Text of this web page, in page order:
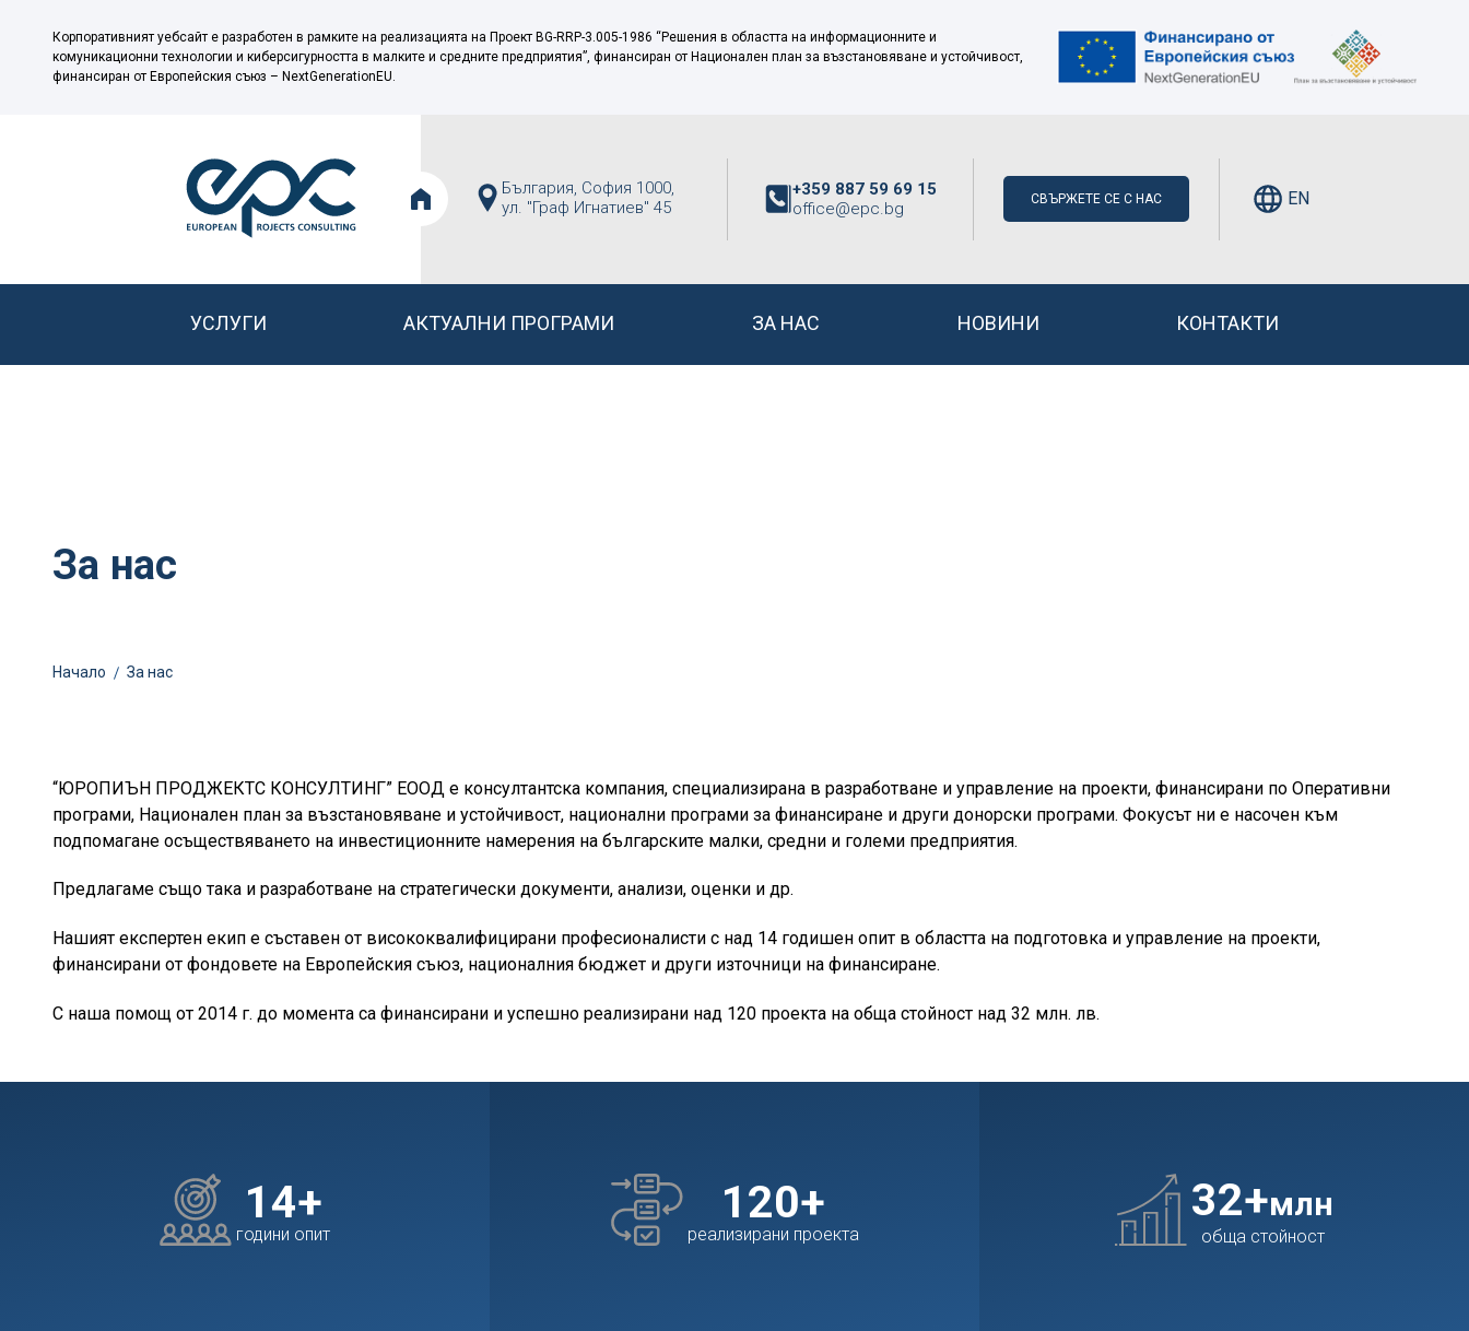
Корпоративният уебсайт е разработен в рамките на реализацията на Проект BG-RRP-3.005-1986 “Решения в областта на информационните и
комуникационни технологии и киберсигурността в малките и средните предприятия”, финансиран от Национален план за възстановяване и устойчивост,
финансиран от Европейския съюз – NextGenerationEU.
България, София 1000,
ул. "Граф Игнатиев" 45
+359 887 59 69 15
office@epc.bg
СВЪРЖЕТЕ СЕ С НАС EN
УСЛУГИ АКТУАЛНИ ПРОГРАМИ ЗА НАС НОВИНИ КОНТАКТИ
За нас
Начало За нас
“ЮРОПИЪН ПРОДЖЕКТС КОНСУЛТИНГ” ЕООД е консултантска компания, специализирана в разработване и управление на проекти, финансирани по Оперативни
програми, Национален план за възстановяване и устойчивост, национални програми за финансиране и други донорски програми. Фокусът ни е насочен към
подпомагане осъществяването на инвестиционните намерения на българските малки, средни и големи предприятия.
Предлагаме също така и разработване на стратегически документи, анализи, оценки и др.
Нашият експертен екип е съставен от висококвалифицирани професионалисти с над 14 годишен опит в областта на подготовка и управление на проекти,
финансирани от фондовете на Европейския съюз, националния бюджет и други източници на финансиране.
С наша помощ от 2014 г. до момента са финансирани и успешно реализирани над 120 проекта на обща стойност над 32 млн. лв.
14+
години опит
120+
реализирани проекта
32+млн
обща стойност